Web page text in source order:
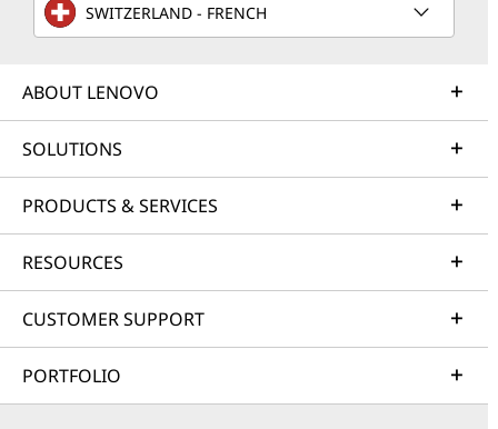
SWITZERLAND - FRENCH
ABOUT LENOVO
SOLUTIONS
PRODUCTS & SERVICES
RESOURCES
CUSTOMER SUPPORT
PORTFOLIO